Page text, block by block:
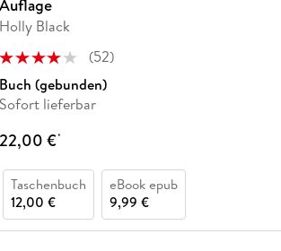
Auflage
Holly Black
(52)
Buch (gebunden)
Sofort lieferbar
22,00 €*
Taschenbuch
12,00 €
eBook epub
9,99 €